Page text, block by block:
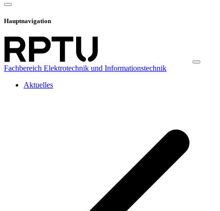
Hauptnavigation
Fachbereich Elektrotechnik und Informationstechnik
Aktuelles